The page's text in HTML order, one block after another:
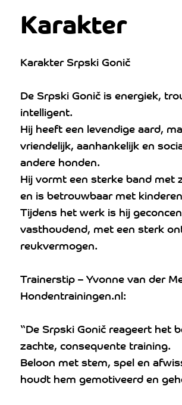
Karakter
Karakter Srpski Gonič
De Srpski Gonič is energiek,
intelligent.
Hij heeft een levendige aard,
vriendelijk, aanhankelijk en
andere honden.
Hij vormt een sterke band met
en is betrouwbaar met
Tijdens het werk is hij
vasthoudend, met een sterk
reukvermogen.
Trainerstip – Yvonne van der
Hondentrainingen.nl:
“De Srpski Gonič reageert het
zachte, consequente training.
Beloon met stem, spel en
houdt hem gemotiveerd en